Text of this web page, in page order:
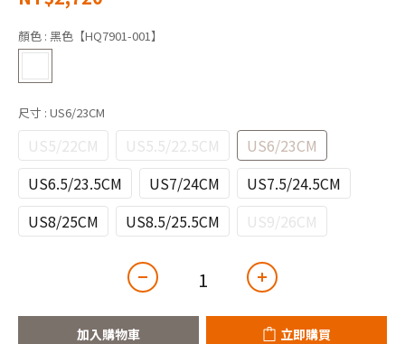
顏色 : 黑色【HQ7901-001】
尺寸 : US6/23CM
US5/22CM US5.5/22.5CM
US6/23CM
US6.5/23.5CM
US7/24CM
US7.5/24.5CM
US8/25CM
US8.5/25.5CM US9/26CM
加入購物車 立即購買